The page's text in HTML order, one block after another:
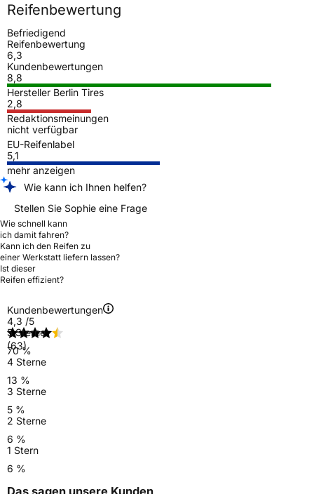
Reifenbewertung
Befriedigend
Reifenbewertung
6,3
Kundenbewertungen
8,8
Hersteller Berlin Tires
2,8
Redaktionsmeinungen
nicht verfügbar
EU-Reifenlabel
5,1
mehr anzeigen
Wie kann ich Ihnen helfen?
Stellen Sie Sophie eine Frage
Wie schnell kann
ich damit fahren?
Kann ich den Reifen zu
einer Werkstatt liefern lassen?
Ist dieser
Reifen effizient?
Kundenbewertungen
4,3 /5
(63)
5 Sterne
70 %
4 Sterne
13 %
3 Sterne
5 %
2 Sterne
6 %
1 Stern
6 %
Das sagen unsere Kunden